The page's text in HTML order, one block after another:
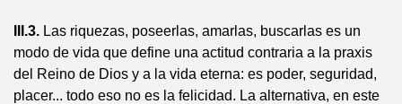
III.3. Las riquezas, poseerlas, amarlas, buscarlas es un
modo de vida que define una actitud contraria a la praxis
del Reino de Dios y a la vida eterna: es poder, seguridad,
placer... todo eso no es la felicidad. La alternativa, en este